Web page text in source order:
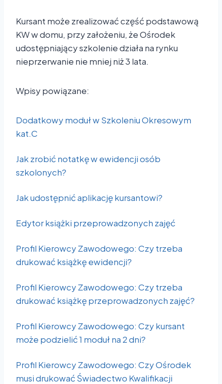
Kursant może zrealizować część podstawową
KW w domu, przy założeniu, że Ośrodek
udostępniający szkolenie działa na rynku
nieprzerwanie nie mniej niż 3 lata.
Wpisy powiązane:
Dodatkowy moduł w Szkoleniu Okresowym
kat.C
Jak zrobić notatkę w ewidencji osób
szkolonych?
Jak udostępnić aplikację kursantowi?
Edytor książki przeprowadzonych zajęć
Profil Kierowcy Zawodowego: Czy trzeba
drukować książkę ewidencji?
Profil Kierowcy Zawodowego: Czy trzeba
drukować książkę przeprowadzonych zajęć?
Profil Kierowcy Zawodowego: Czy kursant
może podzielić 1 moduł na 2 dni?
Profil Kierowcy Zawodowego: Czy Ośrodek
musi drukować Świadectwo Kwalifikacji